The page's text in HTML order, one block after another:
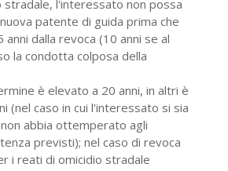
stradale, l'interessato non possa
patente di guida prima che
anni dalla revoca (10 anni se al
la condotta colposa della
è elevato a 20 anni, in altri è
(nel caso in cui l'interessato si sia
abbia ottemperato agli
previsti); nel caso di revoca
i reati di omicidio stradale